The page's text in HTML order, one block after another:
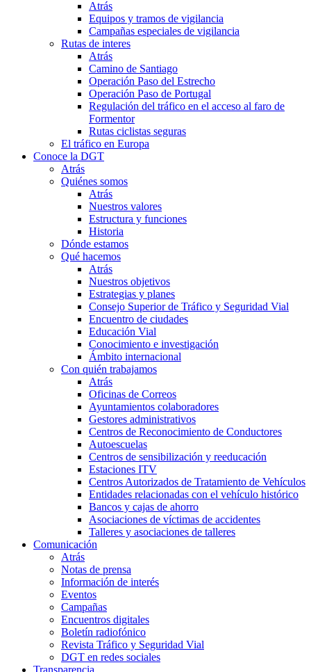
Atrás
Equipos y tramos de vigilancia
Campañas especiales de vigilancia
Rutas de interes
Atrás
Camino de Santiago
Operación Paso del Estrecho
Operación Paso de Portugal
Regulación del tráfico en el acceso al faro de
Formentor
Rutas ciclistas seguras
El tráfico en Europa
Conoce la DGT
Atrás
Quiénes somos
Atrás
Nuestros valores
Estructura y funciones
Historia
Dónde estamos
Qué hacemos
Atrás
Nuestros objetivos
Estrategias y planes
Consejo Superior de Tráfico y Seguridad Vial
Encuentro de ciudades
Educación Vial
Conocimiento e investigación
Ámbito internacional
Con quién trabajamos
Atrás
Oficinas de Correos
Ayuntamientos colaboradores
Gestores administrativos
Centros de Reconocimiento de Conductores
Autoescuelas
Centros de sensibilización y reeducación
Estaciones ITV
Centros Autorizados de Tratamiento de Vehículos
Entidades relacionadas con el vehículo histórico
Bancos y cajas de ahorro
Asociaciones de víctimas de accidentes
Talleres y asociaciones de talleres
Comunicación
Atrás
Notas de prensa
Información de interés
Eventos
Campañas
Encuentros digitales
Boletín radiofónico
Revista Tráfico y Seguridad Vial
DGT en redes sociales